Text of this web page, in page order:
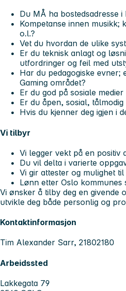
Du MÅ ha bostedsadresse
Kompetanse innen musikk;
o.l.?
Vet du hvordan de ulike
Er du teknisk anlagt og
utfordringer og feil med
Har du pedagogiske
Gaming området?
Er du god på sosiale
Er du åpen, sosial,
Hvis du kjenner deg igjen i
Vi tilbyr
Vi legger vekt på en positiv
Du vil delta i varierte
Vi gir attester og mulighet
Lønn etter Oslo kommunes
Vi ønsker å tilby deg en givende
utvikle deg både personlig og
Kontaktinformasjon
Tim Alexander Sarr, 21802180
Arbeidssted
Lakkegata 79